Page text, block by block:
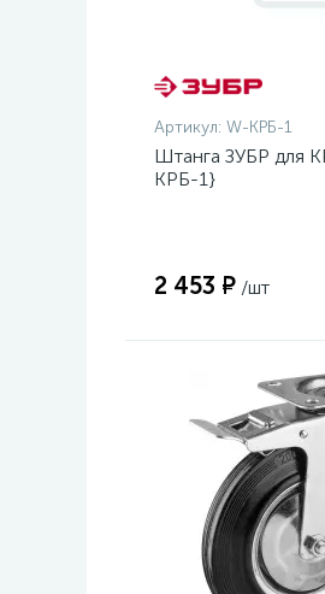
Артикул: W-КРБ-1
Штанга ЗУБР для
КРБ-1}
2 453 ₽ /шт